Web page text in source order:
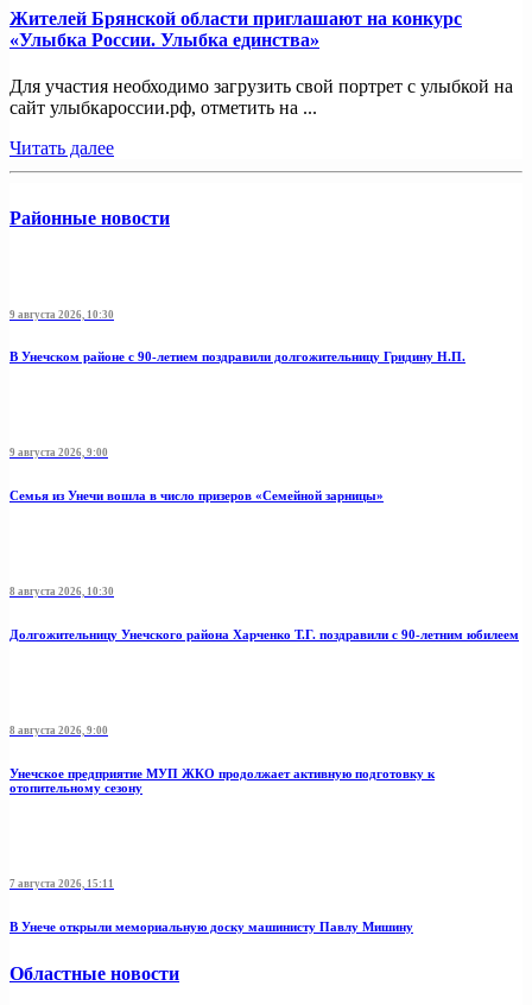
Жителей Брянской области приглашают на конкурс
«Улыбка России. Улыбка единства»
Для участия необходимо загрузить свой портрет с улыбкой на
сайт улыбкароссии.рф, отметить на ...
Читать далее
Районные новости
9 августа 2026, 10:30
В Унечском районе с 90-летием поздравили долгожительницу Гридину Н.П.
9 августа 2026, 9:00
Семья из Унечи вошла в число призеров «Семейной зарницы»
8 августа 2026, 10:30
Долгожительницу Унечского района Харченко Т.Г. поздравили с 90-летним юбилеем
8 августа 2026, 9:00
Унечское предприятие МУП ЖКО продолжает активную подготовку к
отопительному сезону
7 августа 2026, 15:11
В Унече открыли мемориальную доску машинисту Павлу Мишину
Областные новости